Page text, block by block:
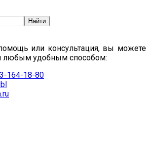
или консультация, вы можете
любым удобным способом:
164-18-80